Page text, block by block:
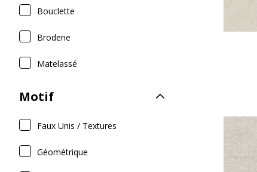
Bouclette
Broderie
Matelassé
Motif
Faux Unis / Textures
Géométrique